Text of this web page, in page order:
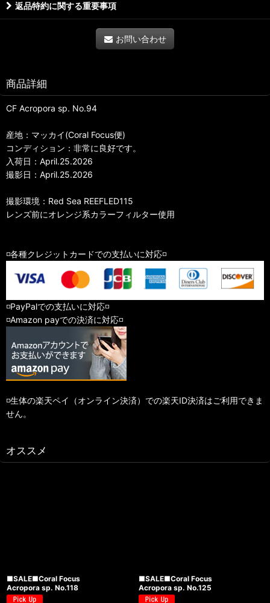
返品特約に関する重要事項
お問い合わせ
商品詳細
CF Acropora sp. No.94
産地：マッカイ(Coral Focus便)
コンディション：非常に良好です。
入荷日：April.25.2026
撮影日：April.25.2026
撮影環境：Red Sea REEFLED115
レンズ前にオレンジ系カラーフィルター使用
◽️各種クレジットカードでの支払いに対応◽️
◽️PayPalでの支払いに対応◽️
◽️Amazon payでの決済に対応◽️
◽️生体の楽天ペイ（オンライン決済）での楽天ID決済はご利用できま
せん。
オススメ
■SALE■Coral Focus
Acropora sp. No.118
■SALE■Coral Focus
Acropora sp. No.125